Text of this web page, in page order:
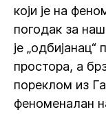
који је на
погодак за
је
простора, а
пореклом из
феноменалан